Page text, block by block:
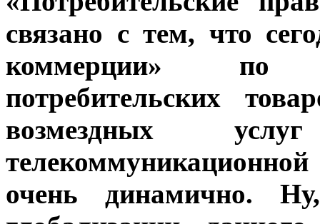
связано с тем, что
коммерции» по
потребительских
возмездных
очень динамично.